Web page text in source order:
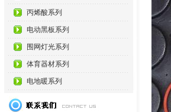
丙烯酸系列
电动黑板系列
围网灯光系列
体育器材系列
电地暖系列